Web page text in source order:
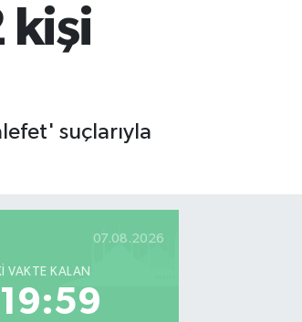
kişi
suçlarıyla
07.08.2026
VAKTE KALAN